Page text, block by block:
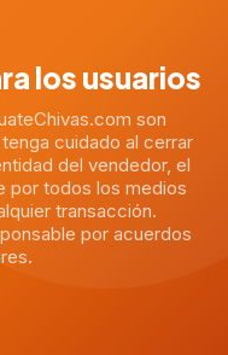
los usuarios
son
cuidado al cerrar
del vendedor, el
por todos los medios
transacción.
por acuerdos